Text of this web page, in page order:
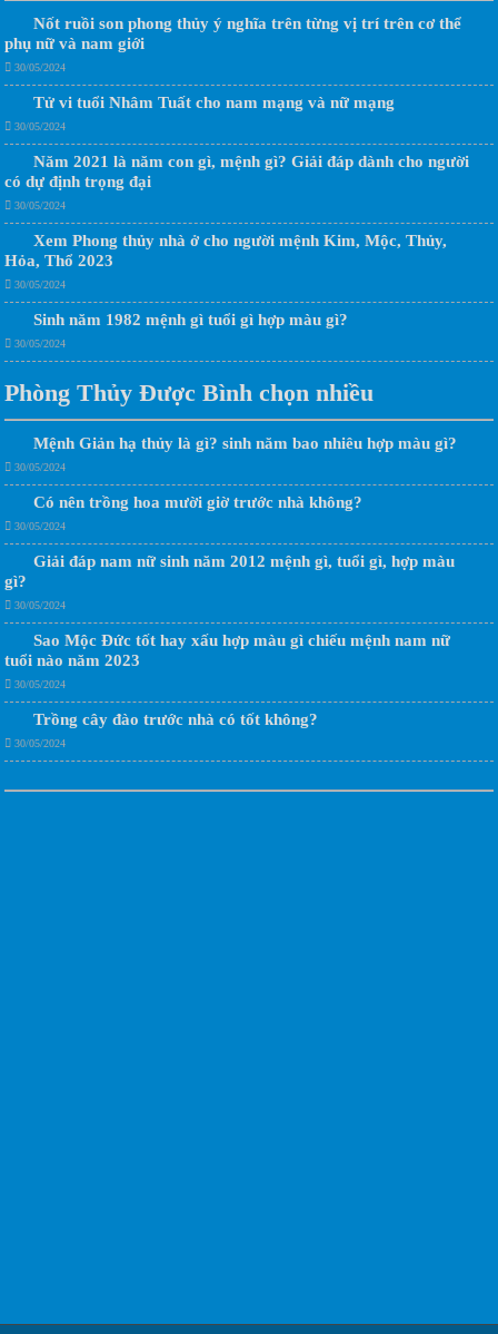
Nốt ruồi son phong thủy ý nghĩa trên từng vị trí trên cơ thể
phụ nữ và nam giới
30/05/2024
Tử vi tuổi Nhâm Tuất cho nam mạng và nữ mạng
30/05/2024
Năm 2021 là năm con gì, mệnh gì? Giải đáp dành cho người
có dự định trọng đại
30/05/2024
Xem Phong thủy nhà ở cho người mệnh Kim, Mộc, Thủy,
Hỏa, Thổ 2023
30/05/2024
Sinh năm 1982 mệnh gì tuổi gì hợp màu gì?
30/05/2024
Phòng Thủy Được Bình chọn nhiều
Mệnh Giản hạ thủy là gì? sinh năm bao nhiêu hợp màu gì?
30/05/2024
Có nên trồng hoa mười giờ trước nhà không?
30/05/2024
Giải đáp nam nữ sinh năm 2012 mệnh gì, tuổi gì, hợp màu
gì?
30/05/2024
Sao Mộc Đức tốt hay xấu hợp màu gì chiếu mệnh nam nữ
tuổi nào năm 2023
30/05/2024
Trồng cây đào trước nhà có tốt không?
30/05/2024